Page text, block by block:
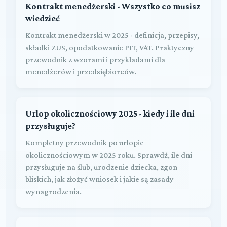
Kontrakt menedżerski - Wszystko co musisz
wiedzieć
Kontrakt menedżerski w 2025 - definicja, przepisy,
składki ZUS, opodatkowanie PIT, VAT. Praktyczny
przewodnik z wzorami i przykładami dla
menedżerów i przedsiębiorców.
Urlop okolicznościowy 2025 - kiedy i ile dni
przysługuje?
Kompletny przewodnik po urlopie
okolicznościowym w 2025 roku. Sprawdź, ile dni
przysługuje na ślub, urodzenie dziecka, zgon
bliskich, jak złożyć wniosek i jakie są zasady
wynagrodzenia.